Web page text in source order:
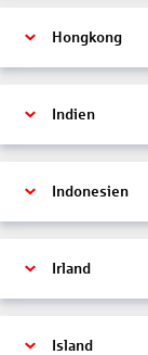
Hongkong
Indien
Indonesien
Irland
Island